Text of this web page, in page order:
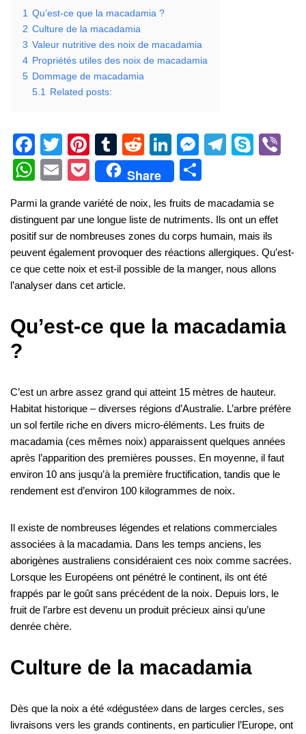
1 Qu’est-ce que la macadamia ?
2 Culture de la macadamia
3 Valeur nutritive des noix de macadamia
4 Propriétés utiles des noix de macadamia
5 Dommage de macadamia
5.1
Related posts:
F
a
c
e
b
o
o
k
T
wi
tt
er
Pi
nt
er
e
st
T
u
m
bl
r
R
e
d
di
t
Li
n
k
e
dI
n
M
e
ss
e
n
g
er
T
gr
a
m
S
e
W
at
s
A
p
E
ail
P
ck
et
Share
ar
e
Parmi la grande variété de noix, les fruits de macadamia se
distinguent par une longue liste de nutriments. Ils ont un effet
positif sur de nombreuses zones du corps humain, mais ils
peuvent également provoquer des réactions allergiques. Qu’est-
ce que cette noix et est-il possible de la manger, nous allons
l’analyser dans cet article.
Qu’est-ce que la macadamia
?
C’est un arbre assez grand qui atteint 15 mètres de hauteur.
Habitat historique – diverses régions d’Australie. L’arbre préfère
un sol fertile riche en divers micro-éléments. Les fruits de
macadamia (ces mêmes noix) apparaissent quelques années
après l’apparition des premières pousses. En moyenne, il faut
environ 10 ans jusqu’à la première fructification, tandis que le
rendement est d’environ 100 kilogrammes de noix.
Il existe de nombreuses légendes et relations commerciales
associées à la macadamia. Dans les temps anciens, les
aborigènes australiens considéraient ces noix comme sacrées.
Lorsque les Européens ont pénétré le continent, ils ont été
frappés par le goût sans précédent de la noix. Depuis lors, le
fruit de l’arbre est devenu un produit précieux ainsi qu’une
denrée chère.
Culture de la macadamia
Dès que la noix a été «dégustée» dans de larges cercles, ses
livraisons vers les grands continents, en particulier l’Europe, ont